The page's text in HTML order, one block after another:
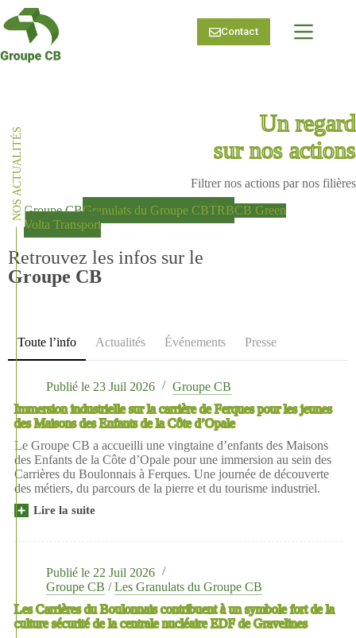
Passer
au
contenu
Contact
NOS ACTUALITÉS
Un regard
sur nos actions
Filtrer nos actions par nos filières
Groupe CBGranulats du Groupe CBTRBCB Green
Volta Transport
Retrouvez les infos sur le
Groupe CB
Toute l’info Actualités Événements Presse
Publié le 23 Juil 2026
Groupe CB
Immersion industrielle sur la carrière de Ferques pour les jeunes
des Maisons des Enfants de la Côte d’Opale
Le Groupe CB a accueilli une vingtaine d’enfants des Maisons
des Enfants de la Côte d’Opale pour une immersion au sein des
Carrières du Boulonnais à Ferques. Une journée de découverte
des métiers, du parcours de la pierre et du tourisme industriel.
Lire la suite
Immersion
sur
carrière
Ferques
pour
les
Publié le 22 Juil 2026
Groupe CB /Les Granulats du Groupe CB
Les Carrières du Boulonnais contribuent à un symbole fort de la
culture sécurité de la centrale nucléaire EDF de Gravelines